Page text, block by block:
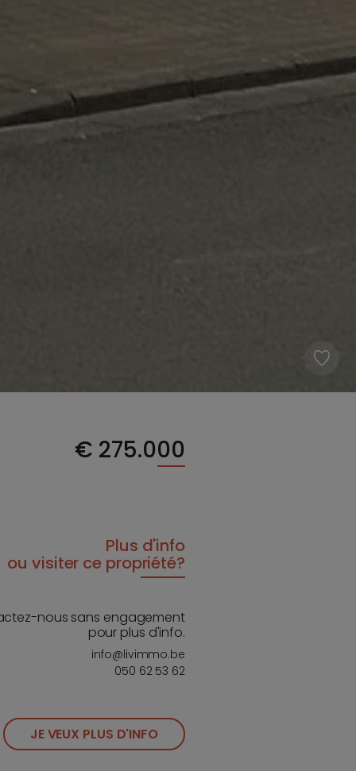
€ 275.000
Plus d'info
ou visiter ce propriété?
nous sans engagement
pour plus d'info.
info@livimmo.be
050 62 53 62
JE VEUX PLUS D'INFO